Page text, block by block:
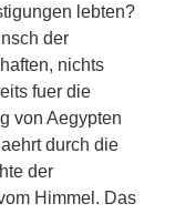
lebten?
der
nichts
fuer die
von Aegypten
durch die
der
Himmel. Das